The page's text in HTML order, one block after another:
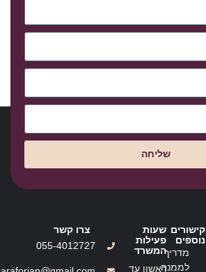
שליחה
קישורים
נוספים
מדריך
לממנה
שעות
פעילות
המשרד
ראשון עד
צרו קשר
055-4012727